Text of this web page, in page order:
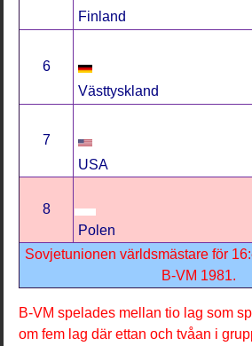
Finland
6
Västtyskland
7
USA
8
Polen
Sovjetunionen världsmästare för
B-VM 1981.
B-VM spelades mellan tio lag som
om fem lag där ettan och tvåan i